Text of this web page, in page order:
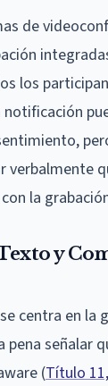
de
los
verbalmente
la
y
centra en la
pena señalar
(Título